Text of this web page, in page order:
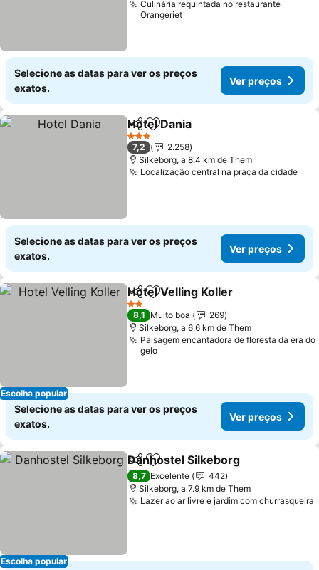
Culinária requintada no restaurante
Orangeriet
Selecione as datas para ver os preços
exatos.
Ver preços
PartilharAdicionar aos favoritos
Hotel Dania
3 Estrelas
7,2
2.258
Silkeborg, a 8.4 km de Them
Localização central na praça da cidade
Selecione as datas para ver os preços
exatos.
Ver preços
Escolha popular
PartilharAdicionar aos favoritos
Hotel Velling Koller
2 Estrelas
8,1 Muito boa
269
Silkeborg, a 6.6 km de Them
Paisagem encantadora de floresta da era do
gelo
Selecione as datas para ver os preços
exatos.
Ver preços
Escolha popular
PartilharAdicionar aos favoritos
Danhostel Silkeborg
8,7 Excelente
442
Silkeborg, a 7.9 km de Them
Lazer ao ar livre e jardim com churrasqueira